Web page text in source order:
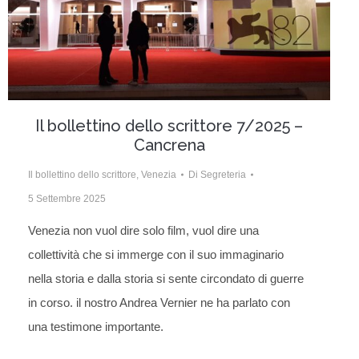
Il bollettino dello scrittore 7/2025 –
Cancrena
Il bollettino dello scrittore, Venezia Di Segreteria
5 Settembre 2025
Venezia non vuol dire solo film, vuol dire una
collettività che si immerge con il suo immaginario
nella storia e dalla storia si sente circondato di guerre
in corso. il nostro Andrea Vernier ne ha parlato con
una testimone importante.